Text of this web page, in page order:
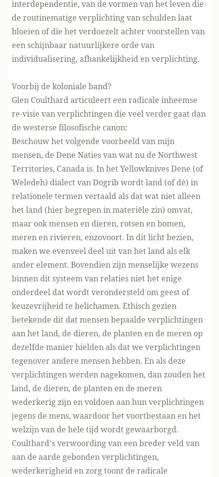
interdependentie, van de vormen van het leven die
de routinematige verplichting van schulden laat
bloeien of die het verdoezelt achter voorstellen van
een schijnbaar natuurlijkere orde van
individualisering, afhankelijkheid en verplichting.
Voorbij de koloniale band?
Glen Coulthard articuleert een radicale inheemse
re-visie van verplichtingen die veel verder gaat dan
de westerse filosofische canon:
Beschouw het volgende voorbeeld van mijn
mensen, de Dene Naties van wat nu de Northwest
Territories, Canada is. In het Yellowknives Dene (of
Weledeh) dialect van Dogrib wordt land (of dè) in
relationele termen vertaald als dat wat niet alleen
het land (hier begrepen in materiële zin) omvat,
maar ook mensen en dieren, rotsen en bomen,
meren en rivieren, enzovoort. In dit licht bezien,
maken we evenveel deel uit van het land als elk
ander element. Bovendien zijn menselijke wezens
binnen dit systeem van relaties niet het enige
onderdeel dat wordt verondersteld om geest of
keuzevrijheid te belichamen. Ethisch gezien
betekende dit dat mensen bepaalde verplichtingen
aan het land, de dieren, de planten en de meren op
dezelfde manier hielden als dat we verplichtingen
tegenover andere mensen hebben. En als deze
verplichtingen werden nagekomen, dan zouden het
land, de dieren, de planten en de meren
wederkerig zijn en voldoen aan hun verplichtingen
jegens de mens, waardoor het voortbestaan en het
welzijn van de hele tijd wordt gewaarborgd.
Coulthard’s verwoording van een breder veld van
aan de aarde gebonden verplichtingen,
wederkerigheid en zorg toont de radicale